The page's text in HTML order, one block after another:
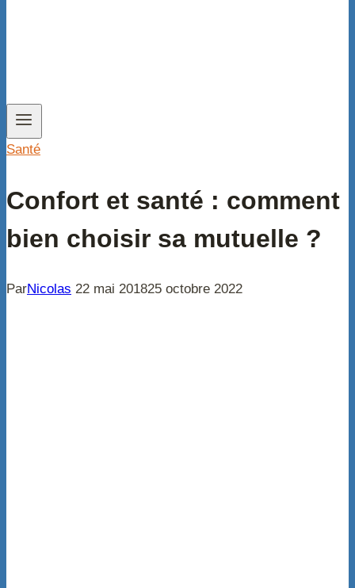
Santé
Confort et santé : comment
bien choisir sa mutuelle ?
ParNicolas 22 mai 201825 octobre 2022